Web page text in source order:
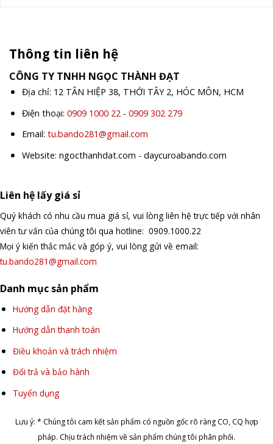
Thông tin liên hệ
CÔNG TY TNHH NGỌC THÀNH ĐẠT
Địa chỉ: 12 TÂN HIỆP 38, THỚI TÂY 2, HÓC MÔN, HCM
Điện thoại: 0909 1000 22 - 0909 302 279
Email: tu.bando281@gmail.com
Website: ngocthanhdat.com - daycuroabando.com
Liên hệ lấy giá sỉ
Quý khách có nhu cầu mua giá sỉ, vui lòng liên hệ trực tiếp với nhân
viên tư vấn của chúng tôi qua hotline: 0909.1000.22
Mọi ý kiến thắc mắc và góp ý, vui lòng gửi về email:
tu.bando281@gmail.com
Danh mục sản phẩm
Hướng dẫn đặt hàng
Hướng dẫn thanh toán
Điều khoản và trách nhiệm
Đổi trả và bảo hành
Tuyển dụng
Lưu ý: * Chúng tôi cam kết sản phẩm có nguồn gốc rõ ràng CO, CQ hợp
pháp. Chịu trách nhiệm về sản phẩm chúng tôi phân phối.